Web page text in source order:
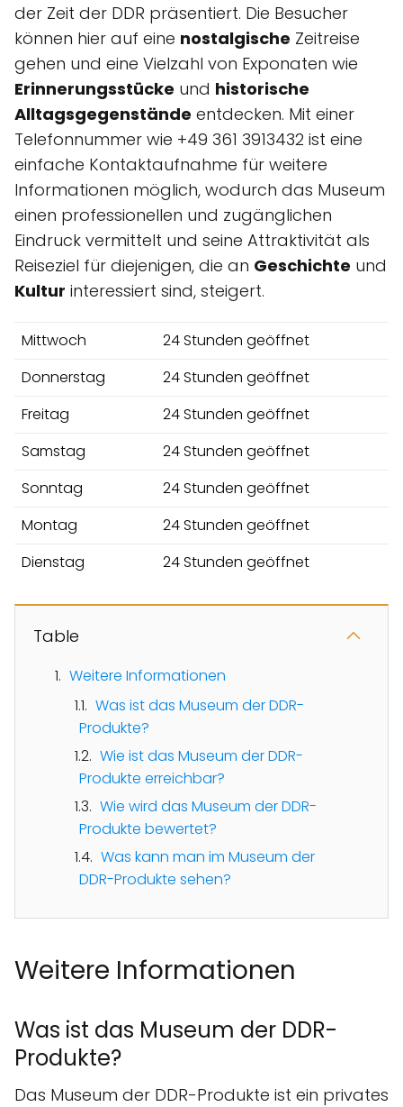
der Zeit der DDR präsentiert. Die Besucher
können hier auf eine nostalgische Zeitreise
gehen und eine Vielzahl von Exponaten wie
Erinnerungsstücke und historische
Alltagsgegenstände entdecken. Mit einer
Telefonnummer wie +49 361 3913432 ist eine
einfache Kontaktaufnahme für weitere
Informationen möglich, wodurch das Museum
einen professionellen und zugänglichen
Eindruck vermittelt und seine Attraktivität als
Reiseziel für diejenigen, die an Geschichte und
Kultur interessiert sind, steigert.
Mittwoch
24 Stunden geöffnet
Donnerstag
24 Stunden geöffnet
Freitag
24 Stunden geöffnet
Samstag
24 Stunden geöffnet
Sonntag
24 Stunden geöffnet
Montag
24 Stunden geöffnet
Dienstag
24 Stunden geöffnet
Table
Weitere Informationen
Was ist das Museum der DDR-
Produkte?
Wie ist das Museum der DDR-
Produkte erreichbar?
Wie wird das Museum der DDR-
Produkte bewertet?
Was kann man im Museum der
DDR-Produkte sehen?
Weitere Informationen
Was ist das Museum der DDR-
Produkte?
Das Museum der DDR-Produkte ist ein privates